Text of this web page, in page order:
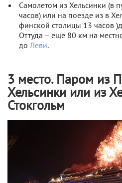
Самолетом из Хельсинки (в
часов) или на поезде из в
финской столицы 13 часов
Оттуда – еще 80 км на
до Леви.
3 место. Паром из
Хельсинки или из
Стокгольм